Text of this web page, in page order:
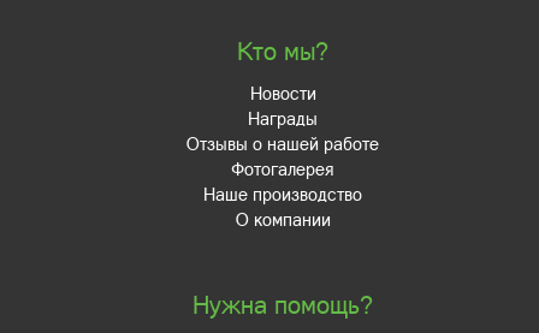
Кто мы?
Новости
Награды
Отзывы о нашей работе
Фотогалерея
Наше производство
О компании
Нужна помощь?